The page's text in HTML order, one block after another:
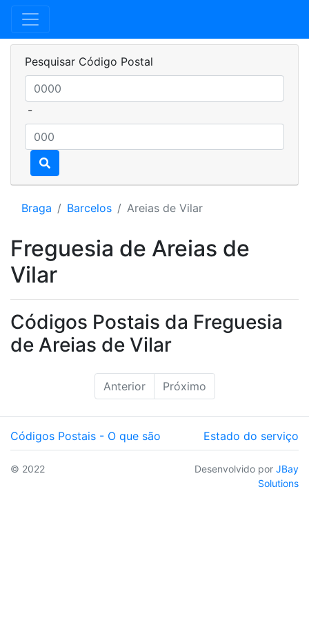
Pesquisar Código Postal
-
Braga Barcelos Areias de Vilar
Freguesia de Areias de
Vilar
Códigos Postais da Freguesia
de Areias de Vilar
Anterior Próximo
Códigos Postais - O que são Estado do serviço
© 2022 Desenvolvido por JBay
Solutions